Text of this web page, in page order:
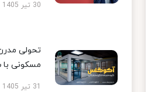
30 تیر 1405
تحولی
مسکونی
31 تیر 1405